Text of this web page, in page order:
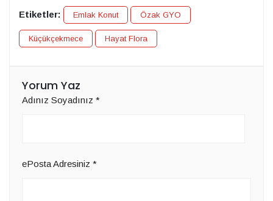
Etiketler: Emlak Konut Özak GYO
Küçükçekmece Hayat Flora
Yorum Yaz
Adınız Soyadınız *
ePosta Adresiniz *